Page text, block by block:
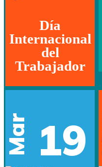
Día
Internacional
del
Trabajador
Mar 19